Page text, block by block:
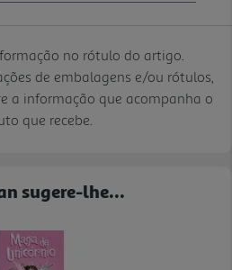
no rótulo do artigo.
de embalagens e/ou rótulos,
a informação que acompanha o
que recebe.
sugere-lhe...